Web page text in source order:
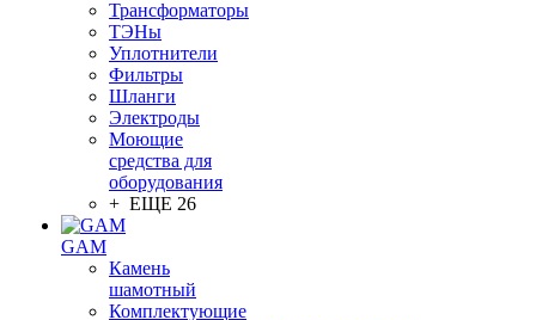
Трансформаторы
ТЭНы
Уплотнители
Фильтры
Шланги
Электроды
Моющие
средства для
оборудования
+ ЕЩЕ 26
GAM
Камень
шамотный
Комплектующие